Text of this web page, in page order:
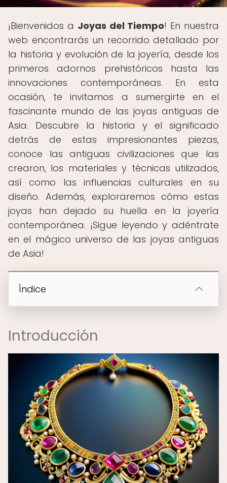
¡Bienvenidos a Joyas del Tiempo! En nuestra
web encontrarás un recorrido detallado por
la historia y evolución de la joyería, desde los
primeros adornos prehistóricos hasta las
innovaciones contemporáneas. En esta
ocasión, te invitamos a sumergirte en el
fascinante mundo de las joyas antiguas de
Asia. Descubre la historia y el significado
detrás de estas impresionantes piezas,
conoce las antiguas civilizaciones que las
crearon, los materiales y técnicas utilizados,
así como las influencias culturales en su
diseño. Además, exploraremos cómo estas
joyas han dejado su huella en la joyería
contemporánea. ¡Sigue leyendo y adéntrate
en el mágico universo de las joyas antiguas
de Asia!
Índice
Introducción